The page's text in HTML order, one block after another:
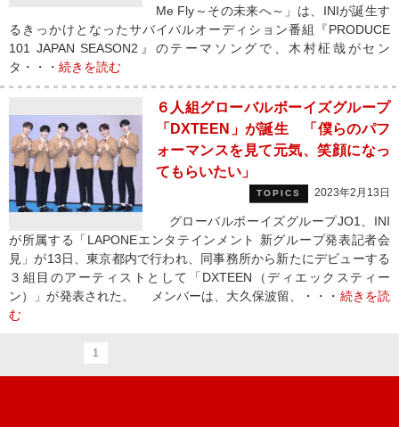
Me Fly～その未来へ～」は、INIが誕生す
るきっかけとなったサバイバルオーディション番組『PRODUCE
101 JAPAN SEASON2』のテーマソングで、木村柾哉がセン
タ・・・ 続きを読む
６人組グローバルボーイズグループ
「DXTEEN」が誕生 「僕らのパフ
ォーマンスを見て元気、笑顔になっ
てもらいたい」
TOPICS 2023年2月13日
グローバルボーイズグループJO1、INI
が所属する「LAPONEエンタテインメント 新グループ発表記者会
見」が13日、東京都内で行われ、同事務所から新たにデビューする
３組目のアーティストとして「DXTEEN（ディエックスティー
ン）」が発表された。 メンバーは、大久保波留、・・・ 続きを読
む
1